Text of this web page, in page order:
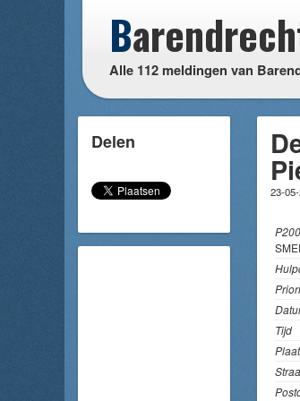
B
Alle 112 meldingen van
Delen
23-
Tijd